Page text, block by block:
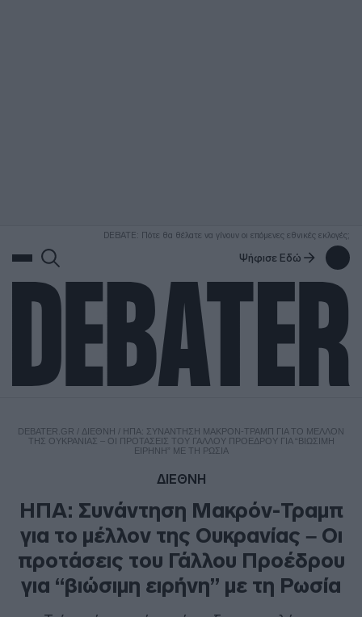
DEBATE: Πότε θα θέλατε να γίνουν οι επόμενες εθνικές εκλογές;
Ψήφισε Εδώ
DEBATER.GR / ΔΙΕΘΝΗ / ΗΠΑ: ΣΥΝΆΝΤΗΣΗ ΜΑΚΡΌΝ-ΤΡΑΜΠ ΓΙΑ ΤΟ ΜΈΛΛΟΝ
ΤΗΣ ΟΥΚΡΑΝΊΑΣ – ΟΙ ΠΡΟΤΆΣΕΙΣ ΤΟΥ ΓΆΛΛΟΥ ΠΡΟΈΔΡΟΥ ΓΙΑ “ΒΙΏΣΙΜΗ
ΕΙΡΉΝΗ” ΜΕ ΤΗ ΡΩΣΊΑ
ΔΙΕΘΝΗ
ΗΠΑ: Συνάντηση Μακρόν-Τραμπ
για το μέλλον της Ουκρανίας – Οι
προτάσεις του Γάλλου Προέδρου
για “βιώσιμη ειρήνη” με τη Ρωσία